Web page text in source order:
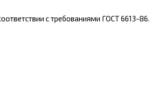
с требованиями ГОСТ 6613-86.